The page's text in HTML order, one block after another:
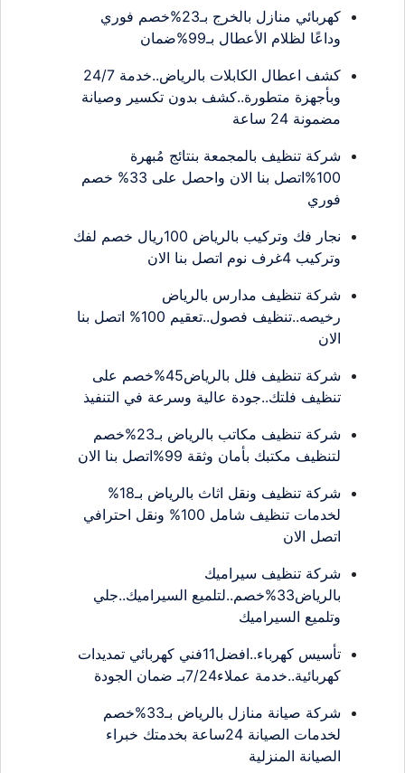
كهربائي منازل بالخرج بـ23%خصم فوري
وداعًا لظلام الأعطال بـ99%ضمان
كشف اعطال الكابلات بالرياض..خدمة 24/7
وبأجهزة متطورة..كشف بدون تكسير وصيانة
مضمونة 24 ساعة
شركة تنظيف بالمجمعة بنتائج مُبهرة
100%اتصل بنا الان واحصل على 33% خصم
فوري
نجار فك وتركيب بالرياض 100ريال خصم لفك
وتركيب 4غرف نوم اتصل بنا الان
شركة تنظيف مدارس بالرياض
رخيصه..تنظيف فصول..تعقيم 100% اتصل بنا
الان
شركة تنظيف فلل بالرياض45%خصم على
تنظيف فلتك..جودة عالية وسرعة في التنفيذ
شركة تنظيف مكاتب بالرياض بـ23%خصم
لتنظيف مكتبك بأمان وثقة 99%اتصل بنا الان
شركة تنظيف ونقل اثاث بالرياض بـ18%
لخدمات تنظيف شامل 100% ونقل احترافي
اتصل الان
شركة تنظيف سيراميك
بالرياض33%خصم..لتلميع السيراميك..جلي
وتلميع السيراميك
تأسيس كهرباء..افضل11فني كهربائي تمديدات
كهربائية..خدمة عملاء7/24بـ ضمان الجودة
شركة صيانة منازل بالرياض بـ33%خصم
لخدمات الصيانة 24ساعة بخدمتك خبراء
الصيانة المنزلية